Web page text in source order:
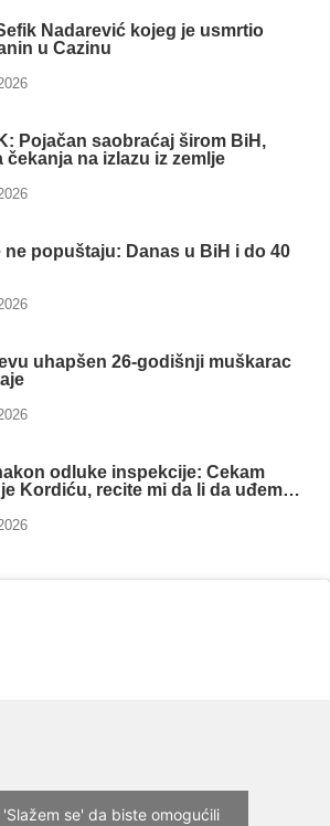
Nadarević kojeg je usmrtio
u Cazinu
Pojačan saobraćaj širom BiH,
čekanja na izlazu iz zemlje
ne popuštaju: Danas u BiH i do 40
uhapšen 26-godišnji muškarac
odluke inspekcije: Čekam
Kordiću, recite mi da li da uđem
'Slažem se' da biste omogućili